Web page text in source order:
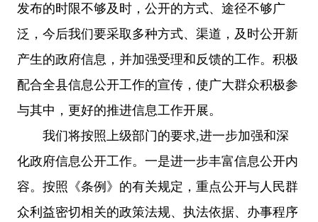
发布的时限不够及时，公开的方式、途径不够广
泛，今后我们要采取多种方式、渠道，及时公开新
产生的政府信息，并加强受理和反馈的工作。积极
配合全县信息公开工作的宣传，使广大群众积极参
与其中，更好的推进信息工作开展。
我们将按照上级部门的要求,进一步加强和深
化政府信息公开工作。一是进一步丰富信息公开内
容。按照《条例》的有关规定，重点公开与人民群
众利益密切相关的政策法规、执法依据、办事程序